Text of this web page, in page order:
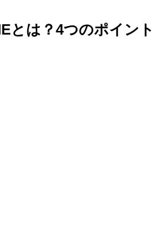
とは？4つのポイント